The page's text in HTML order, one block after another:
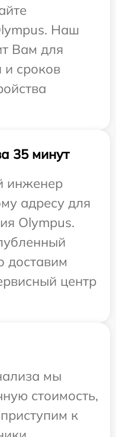
Наш
Вам для
и сроков
35 минут
инженер
адресу для
Olympus.
доставим
центр
мы
стоимость,
к